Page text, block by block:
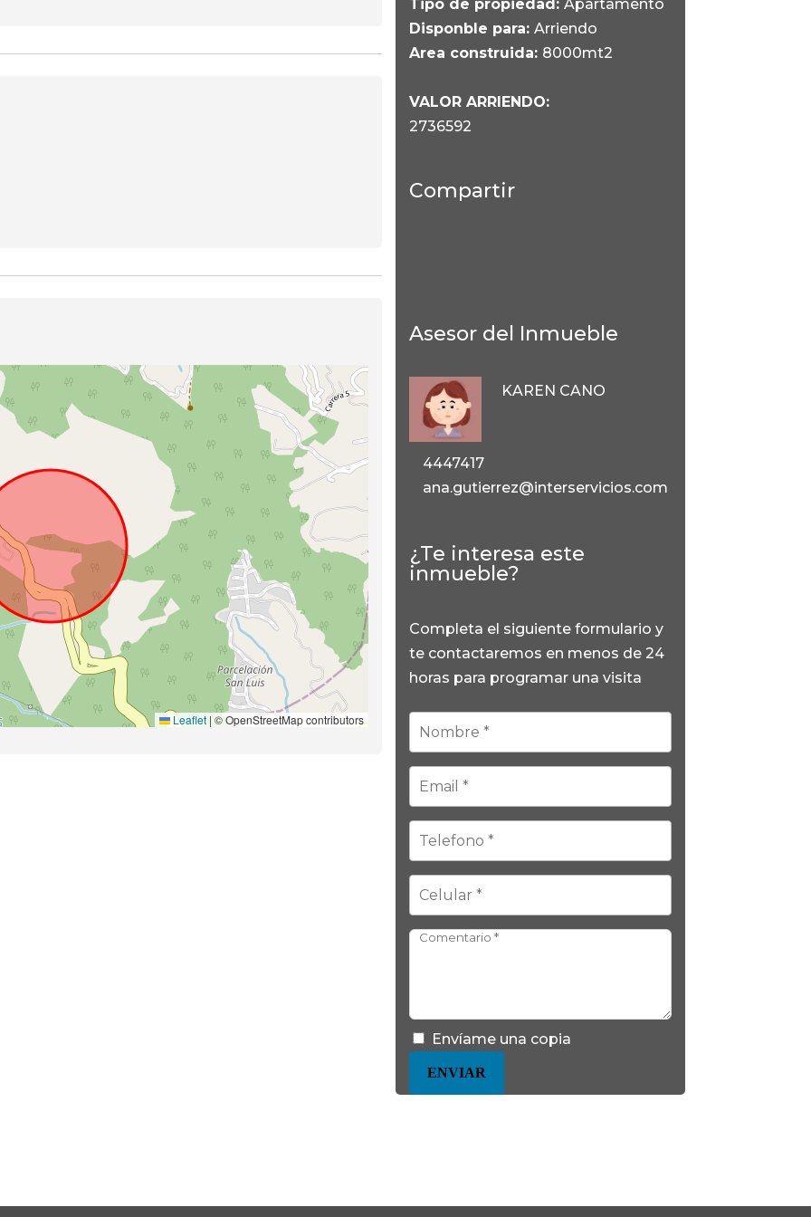
Leaflet | © OpenStreetMap contributors
Tipo de propiedad:Apartamento
Disponble para:Arriendo
Area construida: 8000mt2
VALOR ARRIENDO:
2736592
Compartir
Asesor del Inmueble
KAREN CANO
4447417
ana.gutierrez@interservicios.com
¿Te interesa este
inmueble?
Completa el siguiente formulario y
te contactaremos en menos de 24
horas para programar una visita
Envíame una copia
ENVIAR